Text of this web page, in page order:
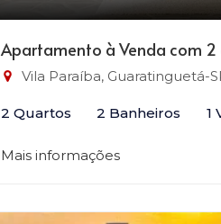
Apartamento à Venda com 2
Vila Paraíba, Guaratinguetá-
2 Quartos 2 Banheiros 1
Mais informações